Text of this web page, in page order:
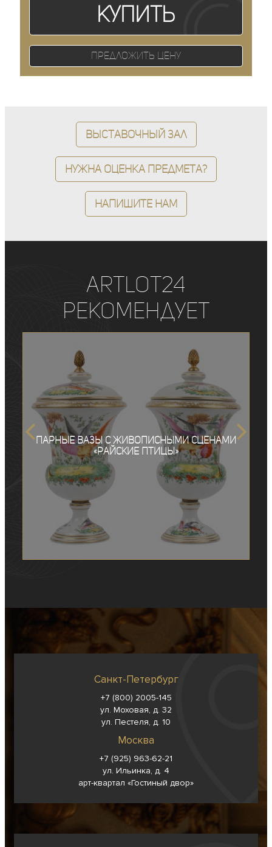
Купить
Предложить цену
Выставочный зал
Нужна оценка предмета?
Напишите нам
ArtLot24
рекомендует
Парные вазы с живописными сценами
«Райские птицы»
Санкт-Петербург
+7 (800) 2005-145
ул. Моховая, д. 32
ул. Пестеля, д. 10
Москва
+7 (925) 963-62-21
ул. Ильинка, д. 4
арт-квартал «Гостиный двор»